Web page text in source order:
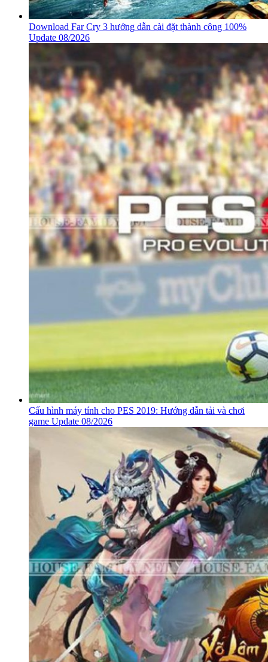
Download Far Cry 3 hướng dẫn cài đặt thành công 100%
Update 08/2026
Cấu hình máy tính cho PES 2019: Hướng dẫn tải và chơi
game Update 08/2026